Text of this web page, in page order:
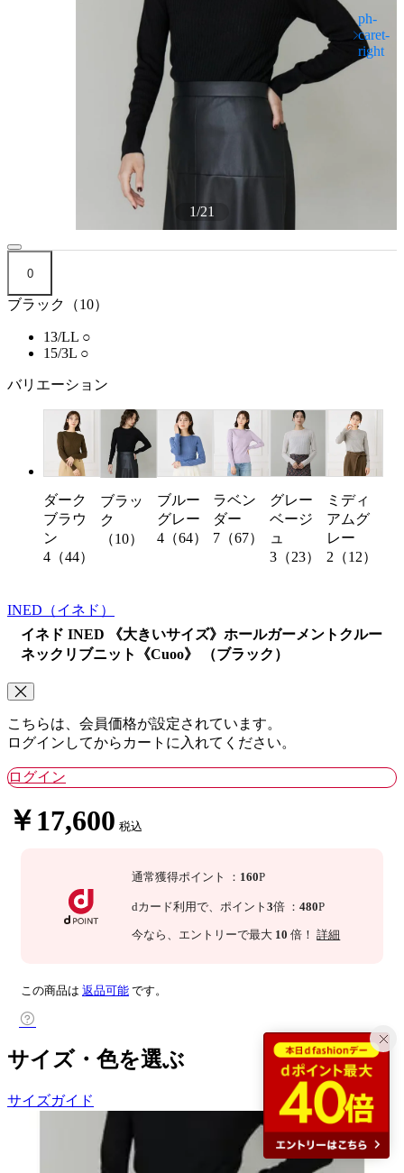
1/21
0
ブラック（10）
13/LL ○
15/3L ○
バリエーション
ダーク
ブラウ
ン
4（44）
ブラッ
ク
（10）
ブルー
グレー
4（64）
ラベン
ダー
7（67）
グレー
ベージ
ュ
3（23）
ミディ
アムグ
レー
2（12）
INED （イネド）
イネド INED 《大きいサイズ》ホールガーメントクルー
ネックリブニット《Cuoo》 （ブラック）
こちらは、会員価格が設定されています。
ログインしてからカートに入れてください。
ログイン
￥17,600 税込
通常獲得ポイント ： 160P
dカード利用で、ポイント3倍 ：480P
今なら 、エントリーで最大 10 倍！詳細
この商品は 返品可能 です。
サイズ・色を選ぶ
サイズガイド